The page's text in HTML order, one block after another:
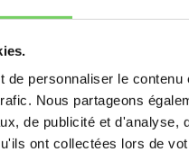
de personnaliser le
Nous partageons
de publicité et
ont collectées lors de